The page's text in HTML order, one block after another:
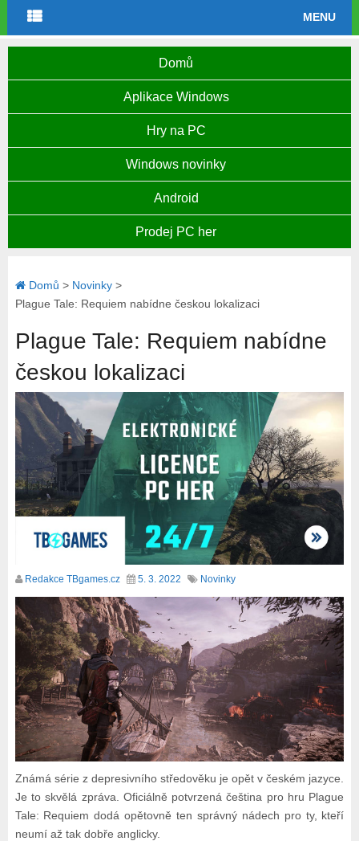
MENU
Domů
Aplikace Windows
Hry na PC
Windows novinky
Android
Prodej PC her
Domů > Novinky>
Plague Tale: Requiem nabídne českou lokalizaci
Plague Tale: Requiem nabídne
českou lokalizaci
Redakce TBgames.cz 5. 3. 2022 Novinky
Známá série z depresivního středověku je opět v českém jazyce.
Je to skvělá zpráva. Oficiálně potvrzená čeština pro hru Plague
Tale: Requiem dodá opětovně ten správný nádech pro ty, kteří
neumí až tak dobře anglicky.